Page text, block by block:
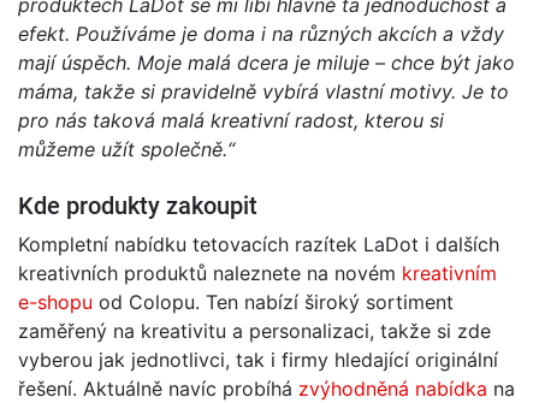
efekt. Používáme je doma i na různých akcích a vždy
mají úspěch. Moje malá dcera je miluje – chce být jako
máma, takže si pravidelně vybírá vlastní motivy. Je to
pro nás taková malá kreativní radost, kterou si
můžeme užít společně.“
Kde produkty zakoupit
Kompletní nabídku tetovacích razítek LaDot i dalších
kreativních produktů naleznete na novém kreativním
e-shopu od Colopu. Ten nabízí široký sortiment
zaměřený na kreativitu a personalizaci, takže si zde
vyberou jak jednotlivci, tak i firmy hledající originální
řešení. Aktuálně navíc probíhá zvýhodněná nabídka na